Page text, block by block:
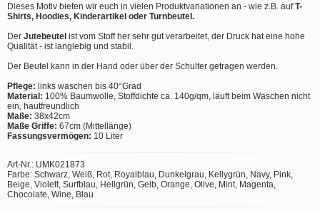
Dieses Motiv bieten wir euch in vielen Produktvariationen an - wie z.B. aufT-
Shirts, Hoodies, Kinderartikel oder Turnbeutel.
Der Jutebeutel ist vom Stoff her sehr gut verarbeitet, der Druck hat eine hohe
Qualität - ist langlebig und stabil.
Der Beutel kann in der Hand oder über der Schulter getragen werden.
Pflege: links waschen bis 40°Grad
Material: 100% Baumwolle, Stoffdichte ca. 140g/qm, läuft beim Waschen nicht
ein, hautfreundlich
Maße: 38x42cm
Maße Griffe: 67cm (Mittellänge)
Fassungsvermögen: 10 Liter
Art-Nr.: UMK021873
Farbe: Schwarz, Weiß, Rot, Royalblau, Dunkelgrau, Kellygrün, Navy, Pink,
Beige, Violett, Surfblau, Hellgrün, Gelb, Orange, Olive, Mint, Magenta,
Chocolate, Wine, Blau